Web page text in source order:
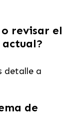
revisar el
detalle a
de